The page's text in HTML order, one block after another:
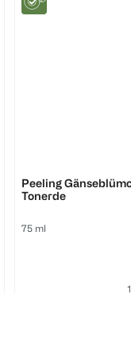
Peeling
Tonerde
75 ml